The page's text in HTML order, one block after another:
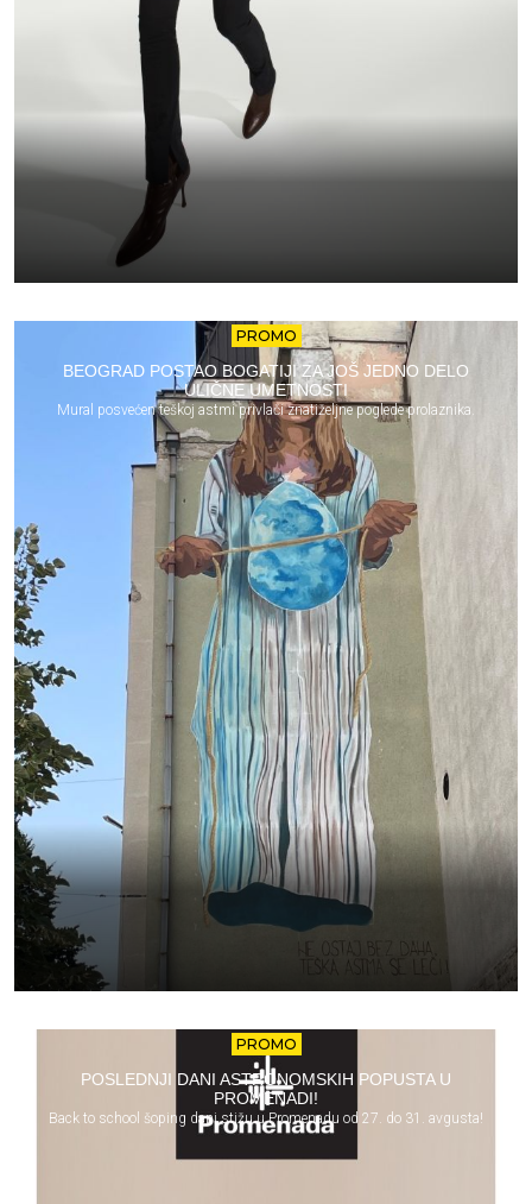
PROMO
BEOGRAD POSTAO BOGATIJI ZA JOŠ JEDNO DELO
ULIČNE UMETNOSTI
Mural posvećen teškoj astmi privlači znatiželjne poglede prolaznika.
PROMO
POSLEDNJI DANI ASTRONOMSKIH POPUSTA U
PROMENADI!
Back to school šoping dani stižu u Promenadu od 27. do 31. avgusta!